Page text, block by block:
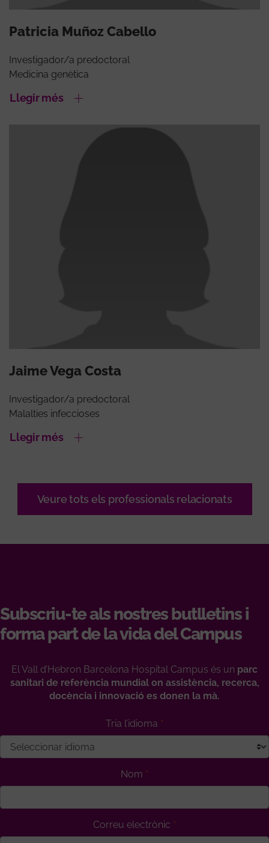
Patricia Muñoz Cabello
Investigador/a predoctoral
Medicina genètica
Llegir més
Jaime Vega Costa
Investigador/a predoctoral
Malalties infeccioses
Llegir més
Veure tots els professionals relacionats
Subscriu-te als nostres butlletins i
forma part de la vida del Campus
El Vall d’Hebron Barcelona Hospital Campus és un parc
sanitari de referència mundial on assistència, recerca,
docència i innovació es donen la mà.
Tria l’idioma
Nom
Correu electrònic